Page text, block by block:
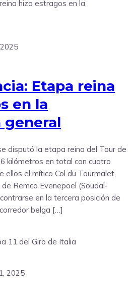
Etapa reina
en la
general
disputó la etapa reina del Tour de
kilómetros en total con cuatro
el mítico Col du Tourmalet,
Remco Evenepoel (Soudal-
en la tercera posición de
belga […]
2025